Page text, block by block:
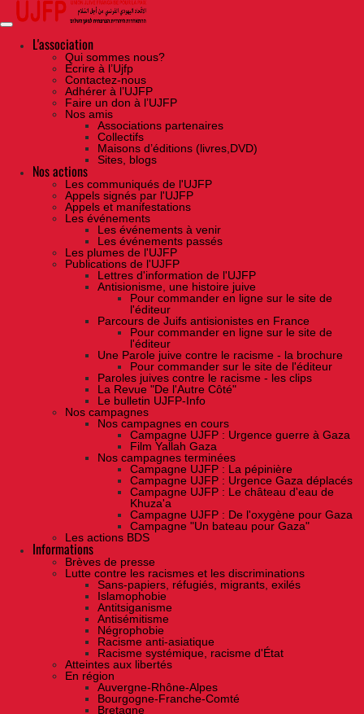
Skip
the
contentL'association
Qui sommes nous?
Ecrire à l’Ujfp
Contactez-nous
Adhérer à l’UJFP
Faire un don à l’UJFP
Nos amis
Associations partenaires
Collectifs
Maisons d’éditions (livres,DVD)
Sites, blogs
Nos actions
Les communiqués de l'UJFP
Appels signés par l'UJFP
Appels et manifestations
Les événements
Les événements à venir
Les événements passés
Les plumes de l'UJFP
Publications de l'UJFP
Lettres d'information de l'UJFP
Antisionisme, une histoire juive
Pour commander en ligne sur le site de
l'éditeur
Parcours de Juifs antisionistes en France
Pour commander en ligne sur le site de
l'éditeur
Une Parole juive contre le racisme - la brochure
Pour commander sur le site de l'éditeur
Paroles juives contre le racisme - les clips
La Revue "De l'Autre Côté"
Le bulletin UJFP-Info
Nos campagnes
Nos campagnes en cours
Campagne UJFP : Urgence guerre à Gaza
Film Yallah Gaza
Nos campagnes terminées
Campagne UJFP : La pépinière
Campagne UJFP : Urgence Gaza déplacés
Campagne UJFP : Le château d'eau de
Khuza'a
Campagne UJFP : De l'oxygène pour Gaza
Campagne "Un bateau pour Gaza"
Les actions BDS
Informations
Brèves de presse
Lutte contre les racismes et les discriminations
Sans-papiers, réfugiés, migrants, exilés
Islamophobie
Antitsiganisme
Antisémitisme
Négrophobie
Racisme anti-asiatique
Racisme systémique, racisme d'État
Atteintes aux libertés
En région
Auvergne-Rhône-Alpes
Bourgogne-Franche-Comté
Bretagne